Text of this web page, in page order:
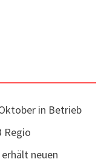
in Betrieb
Regio
neuen